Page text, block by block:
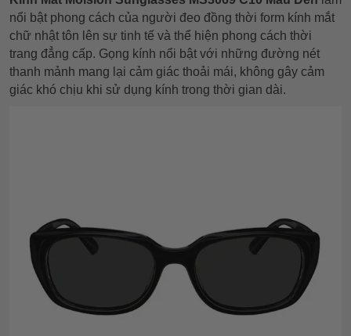
nổi bật phong cách của người đeo đồng thời form kính mắt
chữ nhật tôn lên sự tinh tế và thể hiện phong cách thời
trang đẳng cấp. Gọng kính nổi bật với những đường nét
thanh mảnh mang lại cảm giác thoải mái, không gây cảm
giác khó chịu khi sử dụng kính trong thời gian dài.